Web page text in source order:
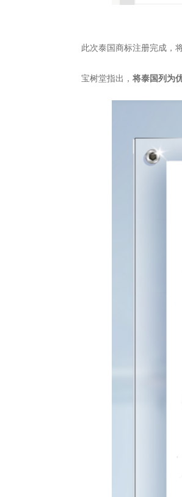
此次泰国商标注册完成，
宝树堂指出， 将泰国列为